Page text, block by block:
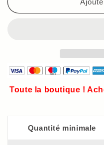
sensibilité
Toute la boutique !
Quantité minimale